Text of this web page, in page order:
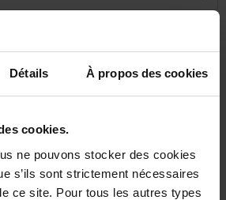
Détails À propos des cookies
cookies.
ne pouvons stocker des cookies
s’ils sont strictement nécessaires
ce site. Pour tous les autres types
à partir de 50€
votre magasin